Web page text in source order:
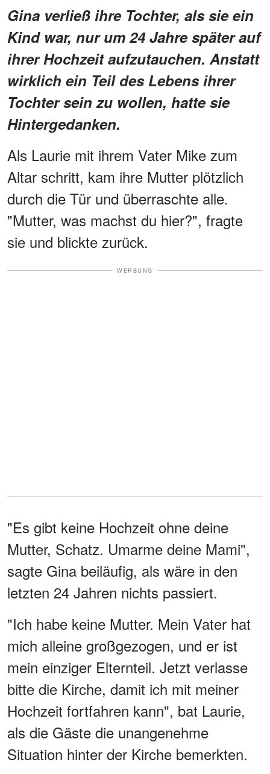
Gina verließ ihre Tochter, als sie ein
Kind war, nur um 24 Jahre später auf
ihrer Hochzeit aufzutauchen. Anstatt
wirklich ein Teil des Lebens ihrer
Tochter sein zu wollen, hatte sie
Hintergedanken.
Als Laurie mit ihrem Vater Mike zum
Altar schritt, kam ihre Mutter plötzlich
durch die Tür und überraschte alle.
"Mutter, was machst du hier?", fragte
sie und blickte zurück.
WERBUNG
"Es gibt keine Hochzeit ohne deine
Mutter, Schatz. Umarme deine Mami",
sagte Gina beiläufig, als wäre in den
letzten 24 Jahren nichts passiert.
"Ich habe keine Mutter. Mein Vater hat
mich alleine großgezogen, und er ist
mein einziger Elternteil. Jetzt verlasse
bitte die Kirche, damit ich mit meiner
Hochzeit fortfahren kann", bat Laurie,
als die Gäste die unangenehme
Situation hinter der Kirche bemerkten.